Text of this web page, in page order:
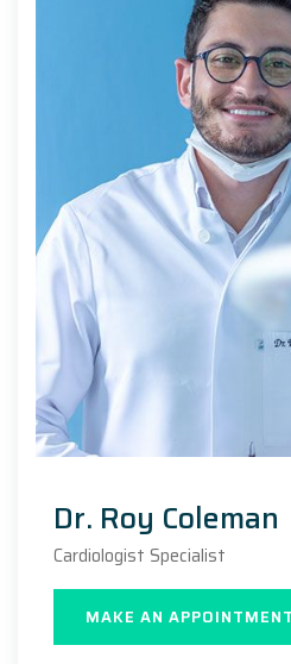
Dr. Roy Coleman
Cardiologist Specialist
MAKE AN APPOINTMENT